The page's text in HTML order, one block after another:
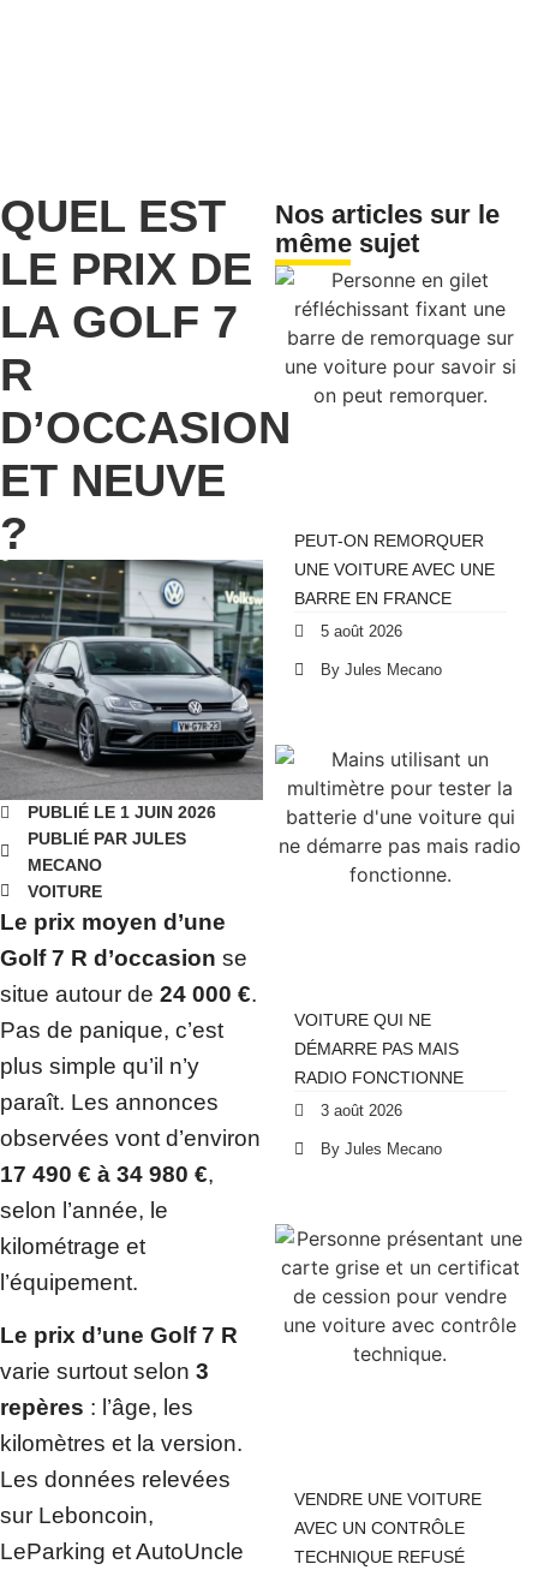
QUEL EST
LE PRIX DE
LA GOLF 7
R
D’OCCASION
ET NEUVE
?
PUBLIÉ LE 1 JUIN 2026
PUBLIÉ PAR JULES
MECANO
VOITURE
Le prix moyen d’une
Golf 7 R d’occasion se
situe autour de 24 000 €.
Pas de panique, c’est
plus simple qu’il n’y
paraît. Les annonces
observées vont d’environ
17 490 € à 34 980 €,
selon l’année, le
kilométrage et
l’équipement.
Le prix d’une Golf 7 R
varie surtout selon 3
repères : l’âge, les
kilomètres et la version.
Les données relevées
sur Leboncoin,
LeParking et AutoUncle
Nos articles sur le
même sujet
PEUT-ON REMORQUER
UNE VOITURE AVEC UNE
BARRE EN FRANCE
5 août 2026
By Jules Mecano
VOITURE QUI NE
DÉMARRE PAS MAIS
RADIO FONCTIONNE
3 août 2026
By Jules Mecano
VENDRE UNE VOITURE
AVEC UN CONTRÔLE
TECHNIQUE REFUSÉ